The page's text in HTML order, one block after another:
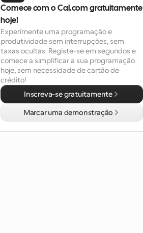
Comece com o Cal.com gratuitamente
hoje!
Experimente uma programação e
produtividade sem interrupções, sem
taxas ocultas. Registe-se em segundos e
comece a simplificar a sua programação
hoje, sem necessidade de cartão de
crédito!
Inscreva-se gratuitamente
Marcar uma demonstração